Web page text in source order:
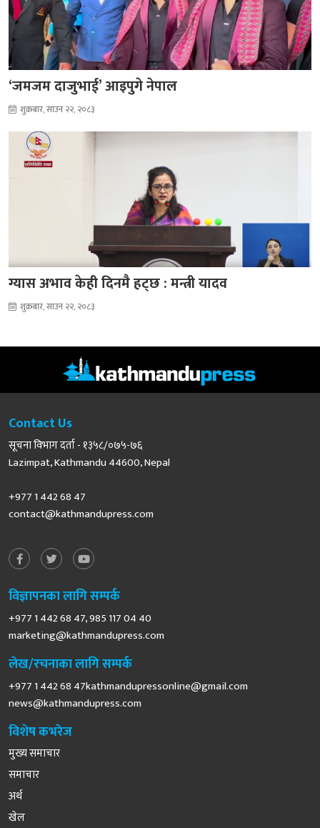
‘जमजम दाजुभाई’ आइपुगे नेपाल
शुक्रबार, साउन २२, २०८३
ग्यास अभाव केही दिनमै हट्छ : मन्त्री यादव
शुक्रबार, साउन २२, २०८३
Contact Us
सूचना विभाग दर्ता - १३५८/०७५-७६
Lazimpat, Kathmandu 44600, Nepal
+977 1 442 68 47
contact@kathmandupress.com
विज्ञापनका लागि सम्पर्क
+977 1 442 68 47, 985 117 04 40
marketing@kathmandupress.com
लेख/रचनाका लागि सम्पर्क
+977 1 442 68 47kathmandupressonline@gmail.com
news@kathmandupress.com
विशेष कभरेज
मुख्य समाचार
समाचार
अर्थ
खेल